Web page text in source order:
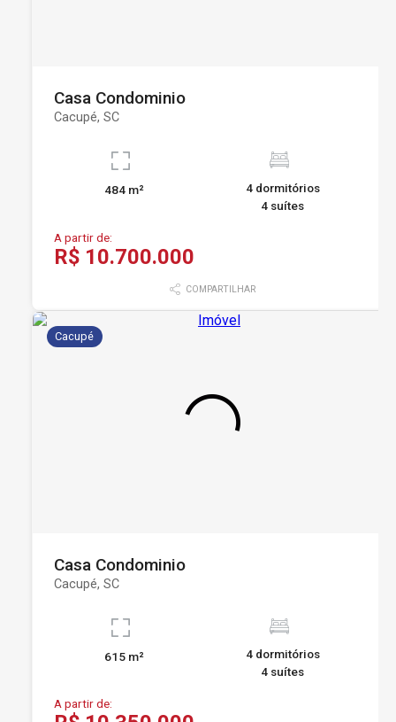
Casa Condominio
Cacupé, SC
484 m²
4 dormitórios
4 suítes
A partir de:
R$ 10.700.000
COMPARTILHAR
Cacupé
Casa Condominio
Cacupé, SC
615 m²
4 dormitórios
4 suítes
A partir de: